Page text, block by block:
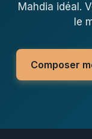
Mahdia idéal.
le
Composer